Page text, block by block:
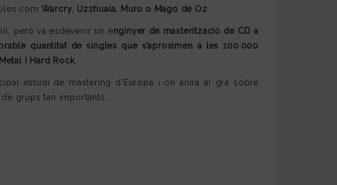
com Warcry, Uzzhuaia, Muro o Mago de Oz.
però va esdevenir un enginyer de masterització de CD a
quantitat de singles que s’aproximen a les 100.000
i Hard Rock.
estudi de mastering d’Europa i on anirà al gra sobre
grups tan importants.